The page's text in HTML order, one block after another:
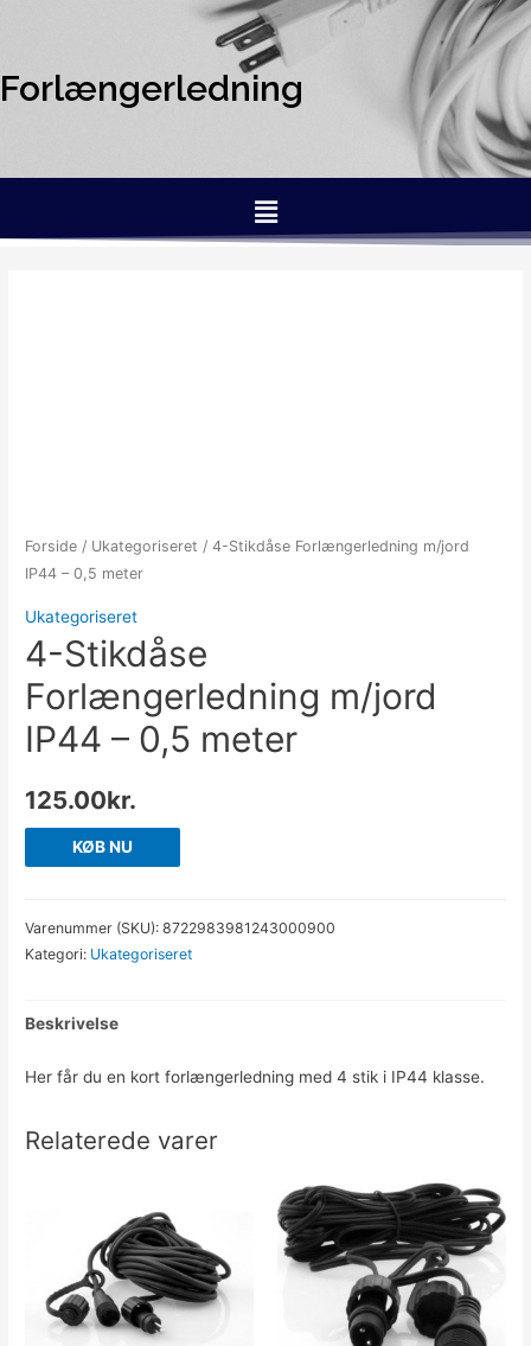
Forlængerledning
Forside / Ukategoriseret / 4-Stikdåse Forlængerledning m/jord
IP44 – 0,5 meter
Ukategoriseret
4-Stikdåse
Forlængerledning m/jord
IP44 – 0,5 meter
125.00kr.
KØB NU
Varenummer (SKU):8722983981243000900
Kategori: Ukategoriseret
Beskrivelse
Her får du en kort forlængerledning med 4 stik i IP44 klasse.
Relaterede varer